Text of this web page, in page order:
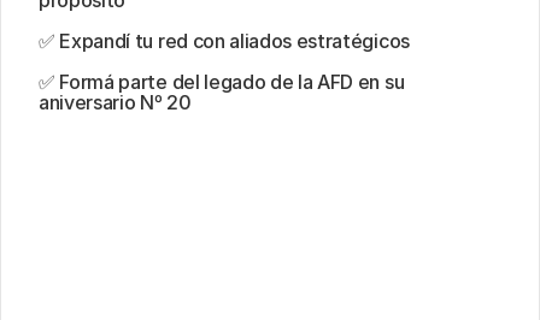
✅ Expandí tu red con aliados estratégicos
✅ Formá parte del legado de la AFD en su
aniversario Nº 20